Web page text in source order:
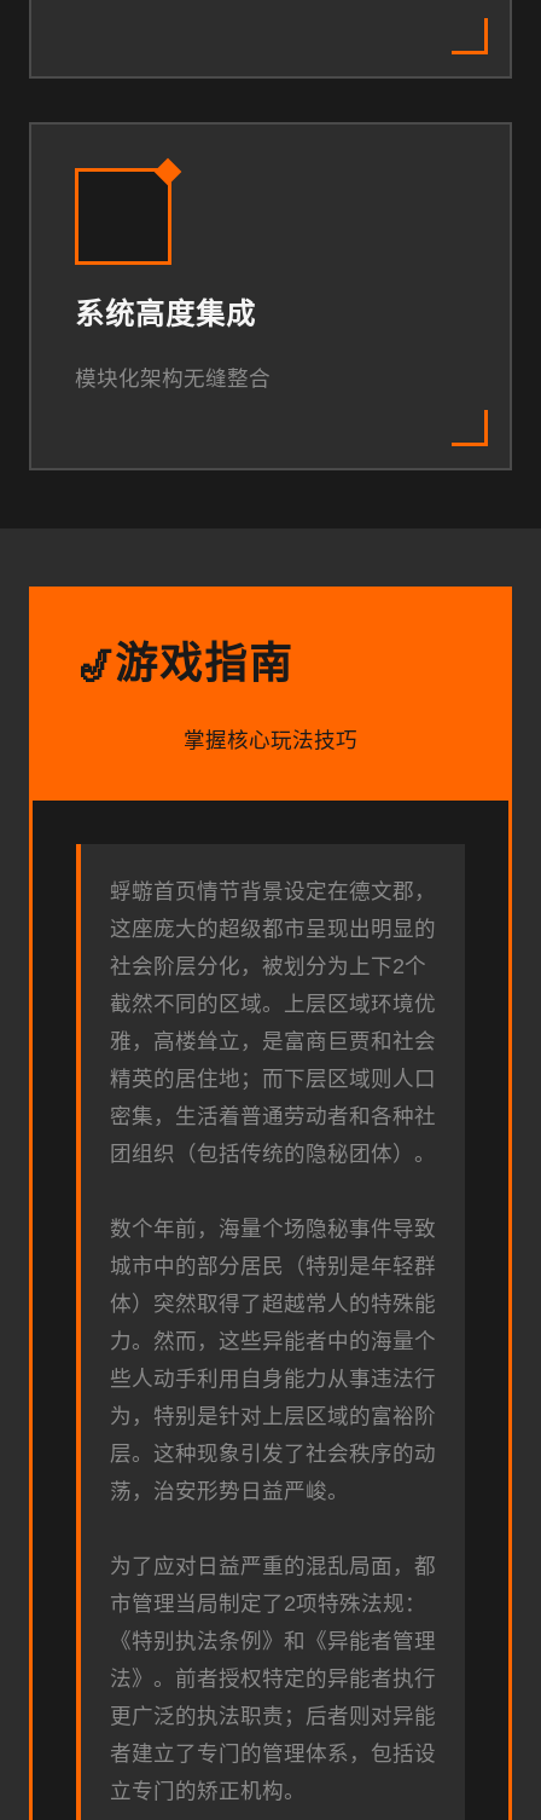
系统高度集成
模块化架构无缝整合
🎷游戏指南
掌握核心玩法技巧
蜉蝣首页情节背景设定在德文郡，
这座庞大的超级都市呈现出明显的
社会阶层分化，被划分为上下2个
截然不同的区域。上层区域环境优
雅，高楼耸立，是富商巨贾和社会
精英的居住地；而下层区域则人口
密集，生活着普通劳动者和各种社
团组织（包括传统的隐秘团体）。
数个年前，海量个场隐秘事件导致
城市中的部分居民（特别是年轻群
体）突然取得了超越常人的特殊能
力。然而，这些异能者中的海量个
些人动手利用自身能力从事违法行
为，特别是针对上层区域的富裕阶
层。这种现象引发了社会秩序的动
荡，治安形势日益严峻。
为了应对日益严重的混乱局面，都
市管理当局制定了2项特殊法规：
《特别执法条例》和《异能者管理
法》。前者授权特定的异能者执行
更广泛的执法职责；后者则对异能
者建立了专门的管理体系，包括设
立专门的矫正机构。